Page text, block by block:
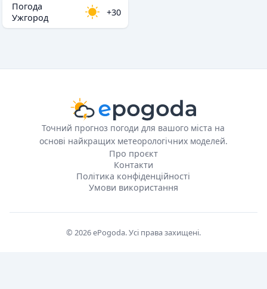
Погода
Ужгород
+30
Точний прогноз погоди для вашого міста на
основі найкращих метеорологічних моделей.
Про проєкт
Контакти
Політика конфіденційності
Умови використання
© 2026 ePogoda. Усі права захищені.